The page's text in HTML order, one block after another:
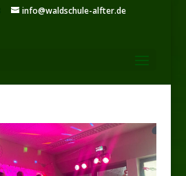
info@waldschule-alfter.de